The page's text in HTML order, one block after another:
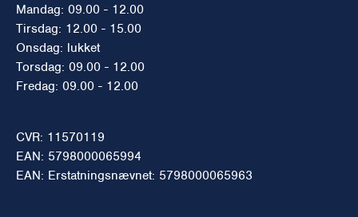
Mandag: 09.00 - 12.00
Tirsdag: 12.00 - 15.00
Onsdag: lukket
Torsdag: 09.00 - 12.00
Fredag: 09.00 - 12.00
CVR: 11570119
EAN: 5798000065994
EAN: Erstatningsnævnet: 5798000065963